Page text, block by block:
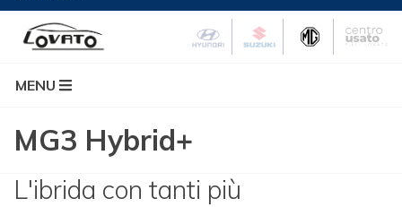
MENU
MG3 Hybrid+
L'ibrida con tanti più